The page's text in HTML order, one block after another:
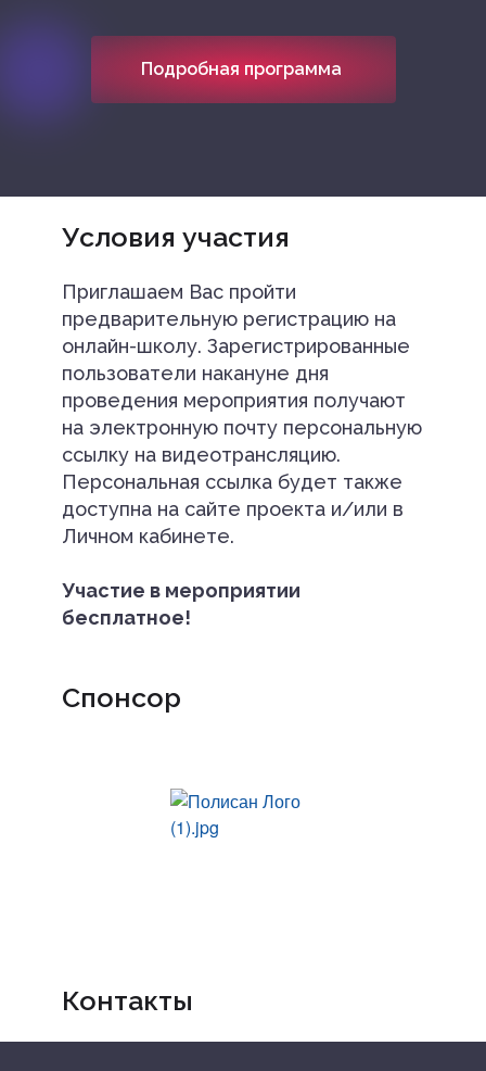
Подробная программа
Условия участия
Приглашаем Вас пройти
предварительную регистрацию на
онлайн-школу. Зарегистрированные
пользователи накануне дня
проведения мероприятия получают
на электронную почту персональную
ссылку на видеотрансляцию.
Персональная ссылка будет также
доступна на сайте проекта и/или в
Личном кабинете.
Участие в мероприятии
бесплатное!
Спонсор
Контакты